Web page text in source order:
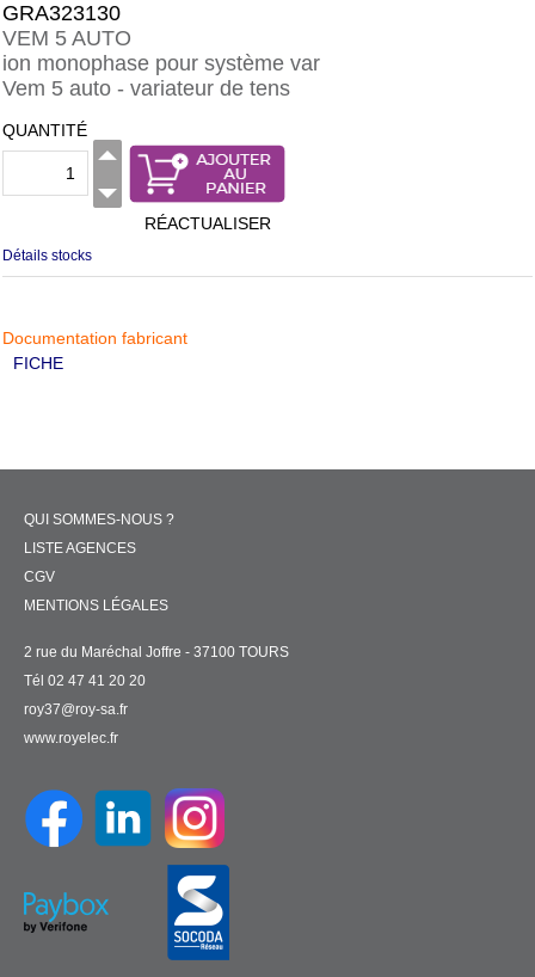
GRA323130
VEM 5 AUTO
ion monophase pour système var
Vem 5 auto - variateur de tens
QUANTITÉ
RÉACTUALISER
Détails stocks
Documentation fabricant
FICHE
QUI SOMMES-NOUS ?
LISTE AGENCES
CGV
MENTIONS LÉGALES
2 rue du Maréchal Joffre - 37100 TOURS
Tél 02 47 41 20 20
roy37@roy-sa.fr
www.royelec.fr